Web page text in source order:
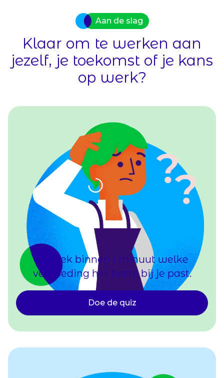
Aan de slag
Klaar om te werken aan
jezelf, je toekomst of je kans
op werk?
Ontdek binnen 1 minuut welke
vergoeding het beste bij je past.
Doe de quiz